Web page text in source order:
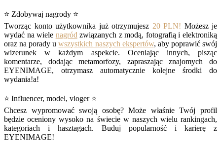
⭐ Zdobywaj nagrody ⭐
Tworząc konto użytkownika już otrzymujesz 20 PLN! Możesz je
wydać na wiele nagród związanych z modą, fotografią i elektroniką
oraz na porady uwszystkich naszych ekspertów, aby poprawić swój
wizerunek w każdym aspekcie. Oceniając innych, pisząc
komentarze, dodając metamorfozy, zapraszając znajomych do
EYENIMAGE, otrzymasz automatycznie kolejne środki do
wydania!a!
⭐ Influencer, model, vloger ⭐
Chcesz wypromować swoją osobę? Może właśnie Twój profil
będzie oceniony wysoko na świecie w naszych wielu rankingach,
kategoriach i hasztagach. Buduj popularność i karierę z
EYENIMAGE!